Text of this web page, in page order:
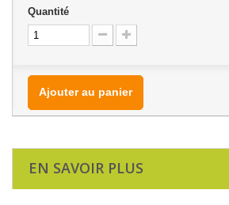
Quantité
Ajouter au panier
EN SAVOIR PLUS